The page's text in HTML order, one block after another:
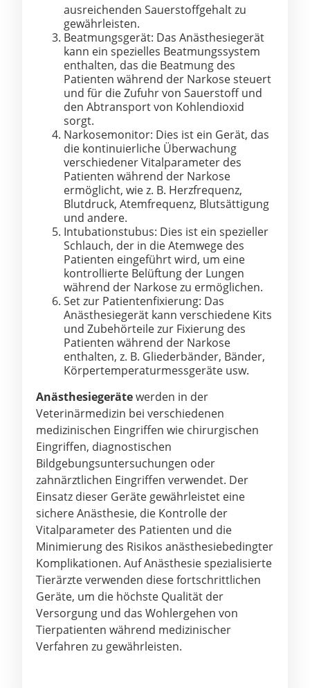
ausreichenden Sauerstoffgehalt zu
gewährleisten.
Beatmungsgerät: Das Anästhesiegerät
kann ein spezielles Beatmungssystem
enthalten, das die Beatmung des
Patienten während der Narkose steuert
und für die Zufuhr von Sauerstoff und
den Abtransport von Kohlendioxid
sorgt.
Narkosemonitor: Dies ist ein Gerät, das
die kontinuierliche Überwachung
verschiedener Vitalparameter des
Patienten während der Narkose
ermöglicht, wie z. B. Herzfrequenz,
Blutdruck, Atemfrequenz, Blutsättigung
und andere.
Intubationstubus: Dies ist ein spezieller
Schlauch, der in die Atemwege des
Patienten eingeführt wird, um eine
kontrollierte Belüftung der Lungen
während der Narkose zu ermöglichen.
Set zur Patientenfixierung: Das
Anästhesiegerät kann verschiedene Kits
und Zubehörteile zur Fixierung des
Patienten während der Narkose
enthalten, z. B. Gliederbänder, Bänder,
Körpertemperaturmessgeräte usw.
Anästhesiegerätewerden in der
Veterinärmedizin bei verschiedenen
medizinischen Eingriffen wie chirurgischen
Eingriffen, diagnostischen
Bildgebungsuntersuchungen oder
zahnärztlichen Eingriffen verwendet. Der
Einsatz dieser Geräte gewährleistet eine
sichere Anästhesie, die Kontrolle der
Vitalparameter des Patienten und die
Minimierung des Risikos anästhesiebedingter
Komplikationen. Auf Anästhesie spezialisierte
Tierärzte verwenden diese fortschrittlichen
Geräte, um die höchste Qualität der
Versorgung und das Wohlergehen von
Tierpatienten während medizinischer
Verfahren zu gewährleisten.